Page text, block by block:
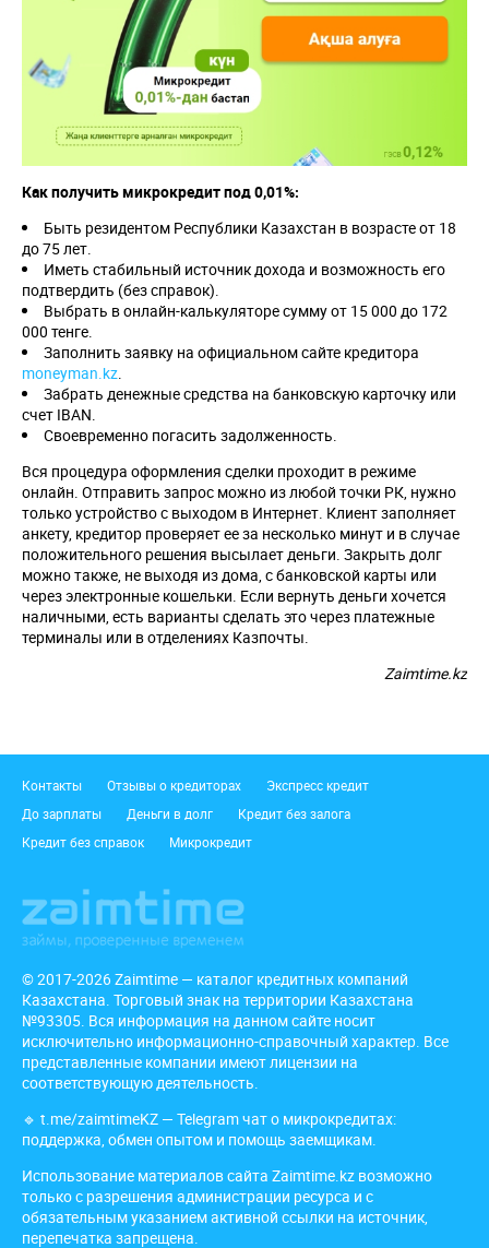
Как получить микрокредит под 0,01%:
Быть резидентом Республики Казахстан в возрасте от 18
до 75 лет.
Иметь стабильный источник дохода и возможность его
подтвердить (без справок).
Выбрать в онлайн-калькуляторе сумму от 15 000 до 172
000 тенге.
Заполнить заявку на официальном сайте кредитора
moneyman.kz.
Забрать денежные средства на банковскую карточку или
счет IBAN.
Своевременно погасить задолженность.
Вся процедура оформления сделки проходит в режиме
онлайн. Отправить запрос можно из любой точки РК, нужно
только устройство с выходом в Интернет. Клиент заполняет
анкету, кредитор проверяет ее за несколько минут и в случае
положительного решения высылает деньги. Закрыть долг
можно также, не выходя из дома, с банковской карты или
через электронные кошельки. Если вернуть деньги хочется
наличными, есть варианты сделать это через платежные
терминалы или в отделениях Казпочты.
Zaimtime.kz
Подвал
Контакты Отзывы о кредиторах
Экспресс кредит
До зарплаты
Деньги в долг
Кредит без залога
Кредит без справок
Микрокредит
© 2017-2026 Zaimtime — каталог кредитных компаний
Казахстана. Торговый знак на территории Казахстана
№93305. Вся информация на данном сайте носит
исключительно информационно-справочный характер. Все
представленные компании имеют лицензии на
соответствующую деятельность.
🔹 t.me/zaimtimeKZ — Telegram чат о микрокредитах:
поддержка, обмен опытом и помощь заемщикам.
Использование материалов сайта Zaimtime.kz возможно
только с разрешения администрации ресурса и с
обязательным указанием активной ссылки на источник,
перепечатка запрещена.